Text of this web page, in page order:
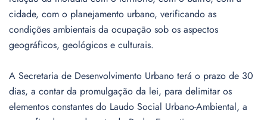
cidade, com o planejamento urbano, verificando as
condições ambientais da ocupação sob os aspectos
geográficos, geológicos e culturais.
A Secretaria de Desenvolvimento Urbano terá o prazo de 30
dias, a contar da promulgação da lei, para delimitar os
elementos constantes do Laudo Social Urbano-Ambiental, a